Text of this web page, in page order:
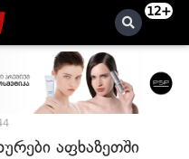
12+
აფხაზეთში